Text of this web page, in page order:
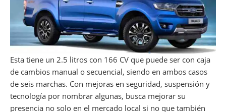
Esta tiene un 2.5 litros con 166 CV que puede ser con caja
de cambios manual o secuencial, siendo en ambos casos
de seis marchas. Con mejoras en seguridad, suspensión y
tecnología por nombrar algunas, busca mejorar su
presencia no solo en el mercado local si no que también